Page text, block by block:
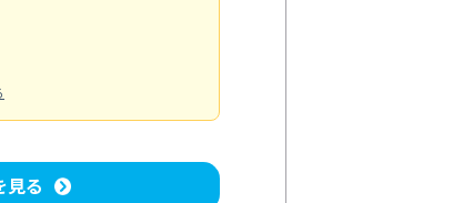
見る